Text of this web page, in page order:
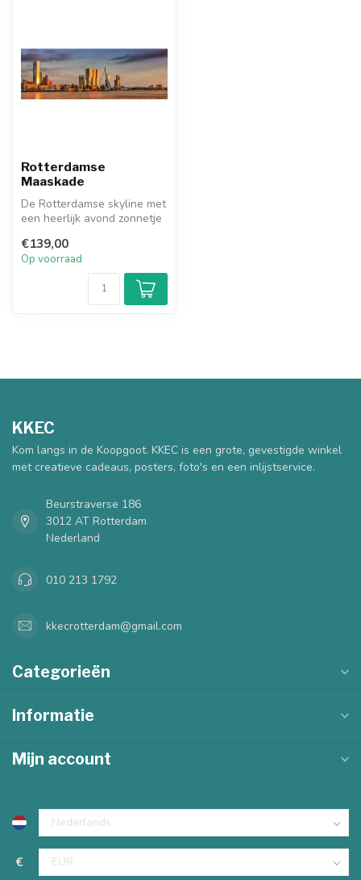
Rotterdamse
Maaskade
De Rotterdamse skyline met
een heerlijk avond zonnetje
€139,00
Op voorraad
KKEC
Kom langs in de Koopgoot. KKEC is een grote, gevestigde winkel
met creatieve cadeaus, posters, foto's en een inlijstservice.
Beurstraverse 186
3012 AT Rotterdam
Nederland
010 213 1792
kkecrotterdam@gmail.com
Categorieën
Informatie
Mijn account
€